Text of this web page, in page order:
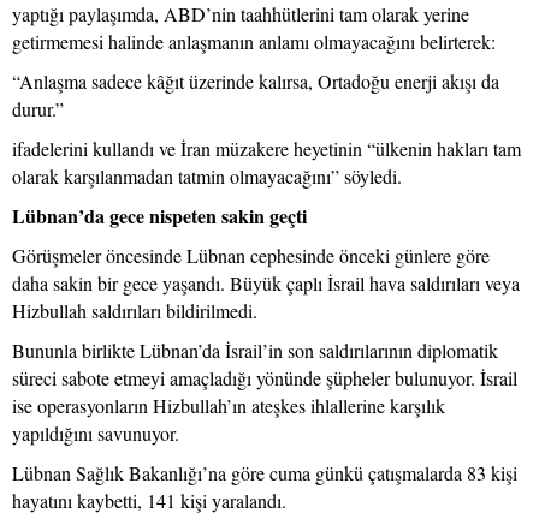
yaptığı paylaşımda, ABD’nin taahhütlerini tam olarak yerine
getirmemesi halinde anlaşmanın anlamı olmayacağını belirterek:
“Anlaşma sadece kâğıt üzerinde kalırsa, Ortadoğu enerji akışı da
durur.”
ifadelerini kullandı ve İran müzakere heyetinin “ülkenin hakları tam
olarak karşılanmadan tatmin olmayacağını” söyledi.
Lübnan’da gece nispeten sakin geçti
Görüşmeler öncesinde Lübnan cephesinde önceki günlere göre
daha sakin bir gece yaşandı. Büyük çaplı İsrail hava saldırıları veya
Hizbullah saldırıları bildirilmedi.
Bununla birlikte Lübnan’da İsrail’in son saldırılarının diplomatik
süreci sabote etmeyi amaçladığı yönünde şüpheler bulunuyor. İsrail
ise operasyonların Hizbullah’ın ateşkes ihlallerine karşılık
yapıldığını savunuyor.
Lübnan Sağlık Bakanlığı’na göre cuma günkü çatışmalarda 83 kişi
hayatını kaybetti, 141 kişi yaralandı.